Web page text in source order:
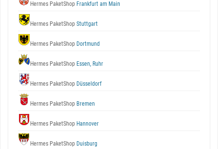
Hermes PaketShop Frankfurt am Main
Hermes PaketShop Stuttgart
Hermes PaketShop Dortmund
Hermes PaketShop Essen, Ruhr
Hermes PaketShop Düsseldorf
Hermes PaketShop Bremen
Hermes PaketShop Hannover
Hermes PaketShop Duisburg